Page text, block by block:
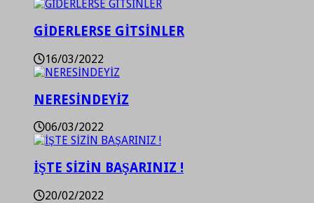
GİDERLERSE GİTSİNLER
16/03/2022
NERESİNDEYİZ
06/03/2022
İŞTE SİZİN BAŞARINIZ !
20/02/2022